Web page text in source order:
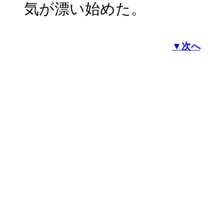
気が漂い始めた。
▼次へ